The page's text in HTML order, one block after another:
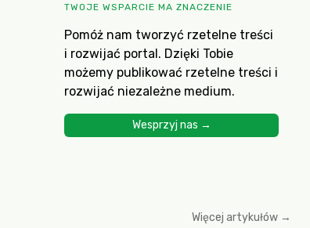
TWOJE WSPARCIE MA ZNACZENIE
Pomóż nam tworzyć rzetelne treści
i rozwijać portal. Dzięki Tobie
możemy publikować rzetelne treści i
rozwijać niezależne medium.
Wesprzyj nas →
Więcej artykułów →